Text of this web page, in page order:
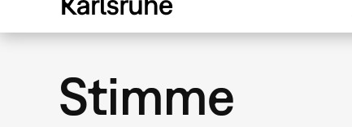
Stimme